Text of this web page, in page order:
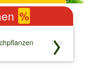
%
Raritäten
↓